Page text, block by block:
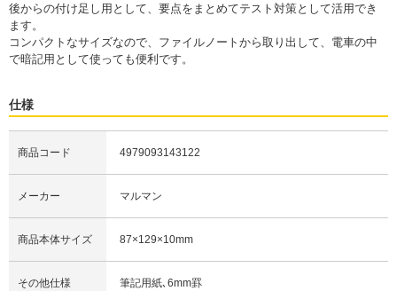
後からの付け足し用として、要点をまとめてテスト対策として活用でき
ます。
コンパクトなサイズなので、ファイルノートから取り出して、電車の中
で暗記用として使っても便利です。
仕様
商品コード 4979093143122
メーカー マルマン
商品本体サイズ 87×129×10mm
その他仕様
筆記用紙､6mm罫